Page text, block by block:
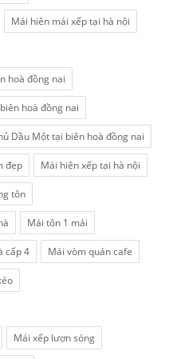
Mái hiên mái xếp tại hà nội
hoà đồng nai
hoà đồng nai
Dầu Một tại biên hoà đồng nai
đẹp Mái hiên xếp tại hà nội
tôn
Mái tôn 1 mái
cấp 4 Mái vòm quán cafe
Mái xếp lượn sóng